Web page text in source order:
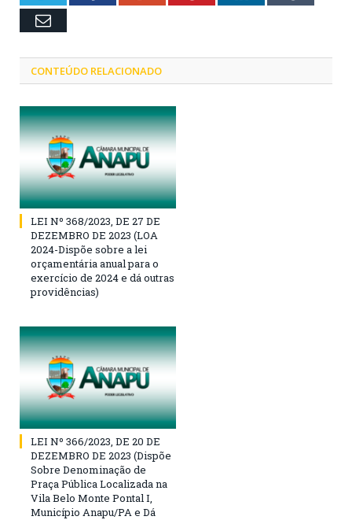
Email
CONTEÚDO RELACIONADO
LEI Nº 368/2023, DE 27 DE
DEZEMBRO DE 2023 (LOA
2024-Dispõe sobre a lei
orçamentária anual para o
exercício de 2024 e dá outras
providências)
LEI Nº 366/2023, DE 20 DE
DEZEMBRO DE 2023 (Dispõe
Sobre Denominação de
Praça Pública Localizada na
Vila Belo Monte Pontal I,
Município Anapu/PA e Dá